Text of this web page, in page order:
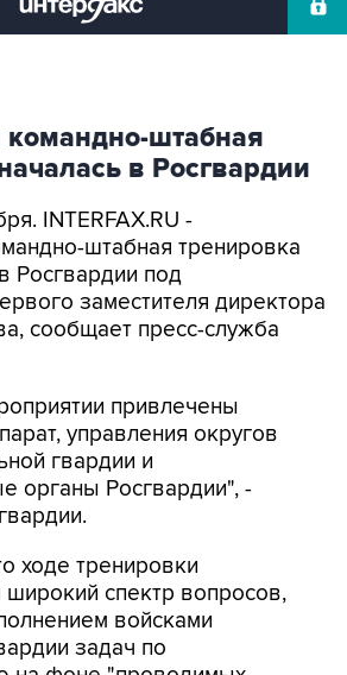
штабная
в Росгвардии
INTERFAX.RU -
штабная тренировка
Росгвардии под
заместителя директора
сообщает пресс-служба
привлечены
управления округов
гвардии и
органы Росгвардии", -
ходе тренировки
широкий спектр вопросов,
войсками
задач по